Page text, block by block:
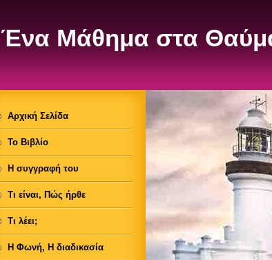
Ένα Μάθημα στα
Αρχική Σελίδα
Το Βιβλίο
Η συγγραφή του
Τι είναι, Πώς ήρθε
Τι λέει;
Η Φωνή, Η διαδικασία